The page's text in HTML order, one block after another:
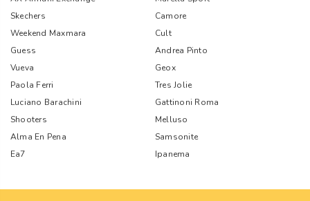
Skechers
Camore
Weekend Maxmara
Cult
Guess
Andrea Pinto
Vueva
Geox
Paola Ferri
Tres Jolie
Luciano Barachini
Gattinoni Roma
Shooters
Melluso
Alma En Pena
Samsonite
Ea7
Ipanema